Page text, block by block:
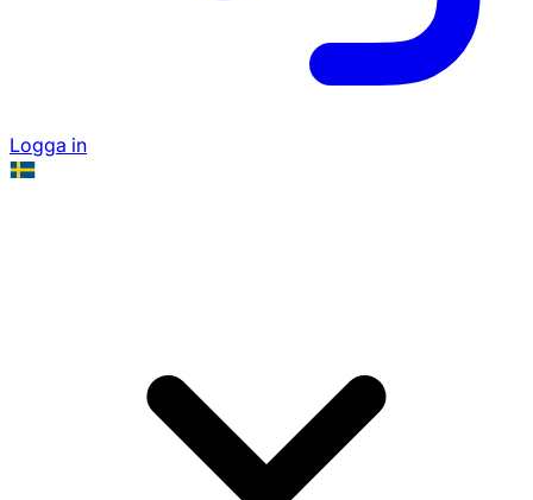
Logga in